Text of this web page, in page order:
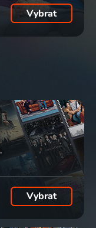
Vybrat
Vybrat